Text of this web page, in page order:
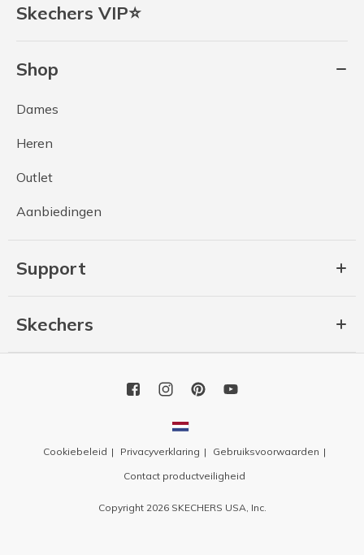
Skechers VIP⭐
Shop
Dames
Heren
Outlet
Aanbiedingen
Support
Skechers
Cookiebeleid Privacyverklaring
Gebruiksvoorwaarden
Contact productveiligheid
Copyright 2026 SKECHERS USA, Inc.